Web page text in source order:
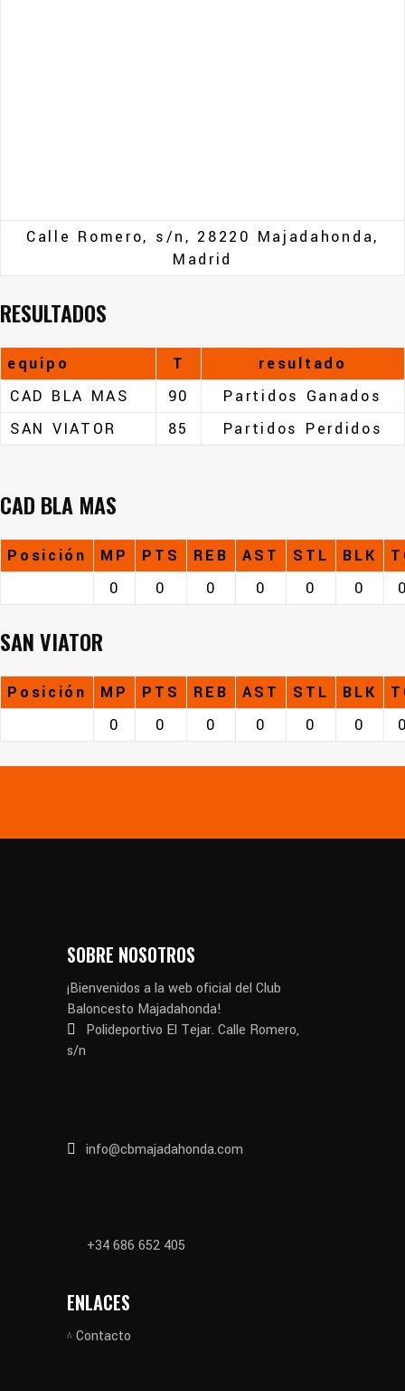
Calle Romero, s/n, 28220 Majadahonda,
Madrid
RESULTADOS
equipo T
resultado
CAD BLA MAS
90
Partidos Ganados
SAN VIATOR
85 Partidos Perdidos
CAD BLA MAS
Posición MP PTS REB AST STL BLK
0
0 0 0 0 0
SAN VIATOR
Posición MP PTS REB AST STL BLK
0
0 0 0 0 0
SOBRE NOSOTROS
¡Bienvenidos a la web oficial del Club
Baloncesto Majadahonda!
Polideportivo El Tejar. Calle Romero,
s/n
info@cbmajadahonda.com
+34 686 652 405
ENLACES
Contacto